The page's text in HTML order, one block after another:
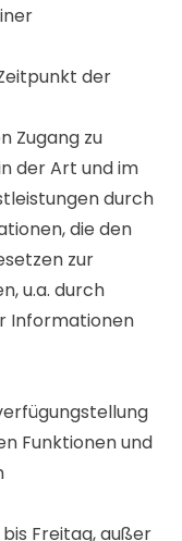
der
Zugang zu
der Art und im
durch
die den
zur
u.a. durch
Informationen
Funktionen und
Freitag, außer